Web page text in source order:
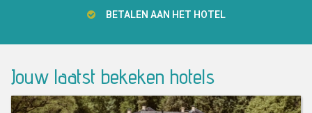
BETALEN AAN HET HOTEL
Jouw laatst bekeken hotels